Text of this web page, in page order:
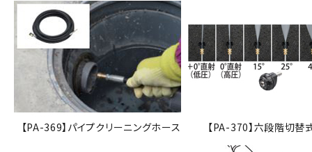
【PA-369】パイプクリーニングホース 【PA-370】六段階切替